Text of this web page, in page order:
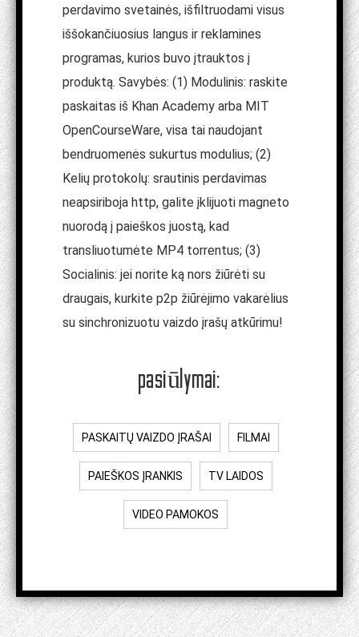
perdavimo svetainės, išfiltruodami visus
iššokančiuosius langus ir reklamines
programas, kurios buvo įtrauktos į
produktą. Savybės: (1) Modulinis: raskite
paskaitas iš Khan Academy arba MIT
OpenCourseWare, visa tai naudojant
bendruomenės sukurtus modulius; (2)
Kelių protokolų: srautinis perdavimas
neapsiriboja http, galite įklijuoti magneto
nuorodą į paieškos juostą, kad
transliuotumėte MP4 torrentus; (3)
Socialinis: jei norite ką nors žiūrėti su
draugais, kurkite p2p žiūrėjimo vakarėlius
su sinchronizuotu vaizdo įrašų atkūrimu!
pasiūlymai:
PASKAITŲ VAIZDO ĮRAŠAI FILMAI
PAIEŠKOS ĮRANKIS TV LAIDOS
VIDEO PAMOKOS